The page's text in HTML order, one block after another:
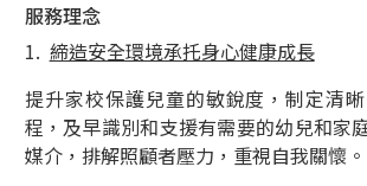
服務理念
1. 締造安全環境承托身心健康成長
提升家校保護兒童的敏銳度，制定清
程，及早識別和支援有需要的幼兒和家
媒介，排解照顧者壓力，重視自我關懷。